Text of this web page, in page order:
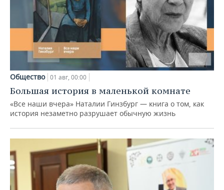
Общество 01 авг, 00:00
Большая история в маленькой комнате
«Все наши вчера» Наталии Гинзбург — книга о том, как
история незаметно разрушает обычную жизнь